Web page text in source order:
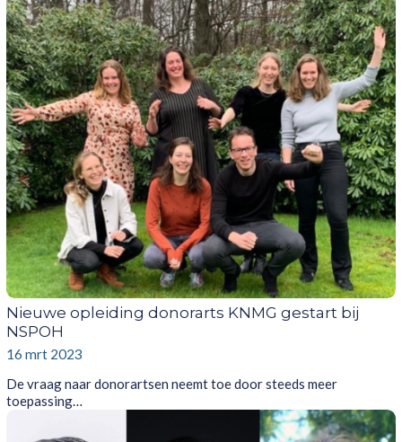
Nieuwe opleiding donorarts KNMG gestart bij
NSPOH
16 mrt 2023
De vraag naar donorartsen neemt toe door steeds meer
toepassing…